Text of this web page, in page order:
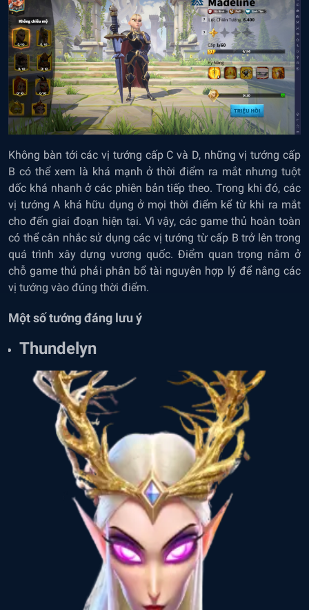
Không bàn tới các vị tướng cấp C và D, những vị tướng cấp
B có thể xem là khá mạnh ở thời điểm ra mắt nhưng tuột
dốc khá nhanh ở các phiên bản tiếp theo. Trong khi đó, các
vị tướng A khá hữu dụng ở mọi thời điểm kể từ khi ra mắt
cho đến giai đoạn hiện tại. Vì vậy, các game thủ hoàn toàn
có thể cân nhắc sử dụng các vị tướng từ cấp B trở lên trong
quá trình xây dựng vương quốc. Điểm quan trọng nằm ở
chỗ game thủ phải phân bổ tài nguyên hợp lý để nâng các
vị tướng vào đúng thời điểm.
Một số tướng đáng lưu ý
Thundelyn